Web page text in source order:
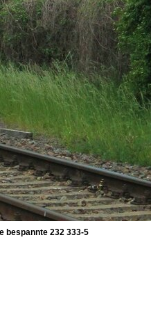
bespannte 232 333-5